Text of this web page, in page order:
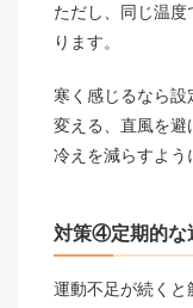
ただし、同じ温
ります。
寒く感じるなら設
変える、直風を避
冷えを減らすよう
対策④定期的な
運動不足が続くと